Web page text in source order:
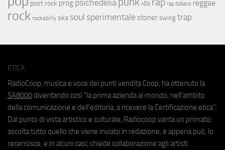
post rock prog psichedelia r&b rap italiano reggae
rock rockabilly ska soul sperimentale stoner swing trap
ETICA
RadioCoop, musica e voce dei punti vendita Coop, ha ottenuto la
SA8000 diventando così "la prima azienda al mondo, nell'ambito
della comunicazione e dell'editoria, a ricevere la Certificazione etica".
Dal punto di vista artistico e culturale, Radiocoop vanta un primato:
ascolta tutto quello che viene inviato in redazione, e appena può, lo
recensisce, e in alcuni casi, chiede collaborazione agli artisti.